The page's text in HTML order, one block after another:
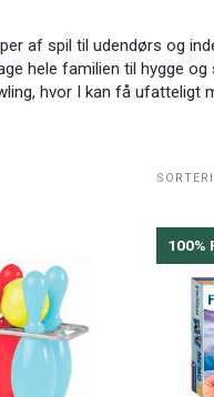
af spil til udendørs og
hele familien til hygge
hvor I kan få
100%